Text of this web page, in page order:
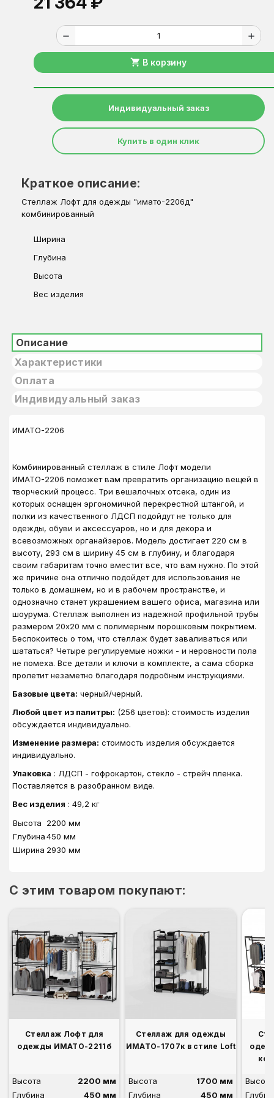
remove add
shopping_cart В корзину
Индивидуальный заказ
Купить в один клик
Краткое описание:
Стеллаж Лофт для одежды "имато-2206д"
комбинированный
Ширина
Глубина
Высота
Вес изделия
Описание
Характеристики
Оплата
Индивидуальный заказ
ИМАТО-2206
Комбинированный стеллаж в стиле Лофт модели
ИМАТО-2206 поможет вам превратить организацию вещей в
творческий процесс. Три вешалочных отсека, один из
которых оснащен эргономичной перекрестной штангой, и
полки из качественного ЛДСП подойдут не только для
одежды, обуви и аксессуаров, но и для декора и
всевозможных органайзеров. Модель достигает 220 см в
высоту, 293 см в ширину 45 см в глубину, и благодаря
своим габаритам точно вместит все, что вам нужно. По этой
же причине она отлично подойдет для использования не
только в домашнем, но и в рабочем пространстве, и
однозначно станет украшением вашего офиса, магазина или
шоурума. Стеллаж выполнен из надежной профильной трубы
размером 20х20 мм с полимерным порошковым покрытием.
Беспокоитесь о том, что стеллаж будет заваливаться или
шататься? Четыре регулируемые ножки - и неровности пола
не помеха. Все детали и ключи в комплекте, а сама сборка
пролетит незаметно благодаря подробным инструкциями.
Базовые цвета: черный/черный.
Любой цвет из палитры: (256 цветов): стоимость изделия
обсуждается индивидуально.
Изменение размера: стоимость изделия обсуждается
индивидуально.
Упаковка : ЛДСП - гофрокартон, стекло - стрейч пленка.
Поставляется в разобранном виде.
Вес изделия : 49,2 кг
Высота
2200 мм
Глубина450 мм
Ширина 2930 мм
C этим товаром покупают:
Стеллаж Лофт для
одежды ИМАТО-2211б
Высота
2200 мм
Глубина
450 мм
Стеллаж для одежды
ИМАТО-1707к в стиле Loft
Высота
1700 мм
Глубина
450 мм
Высота